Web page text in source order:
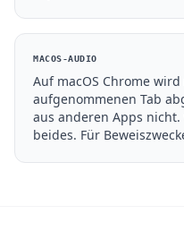
MACOS-AUDIO
Auf macOS Chrome
aufgenommenen Tab
aus anderen Apps
beides. Für